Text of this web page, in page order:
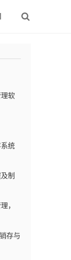
软
统
制
，
存与